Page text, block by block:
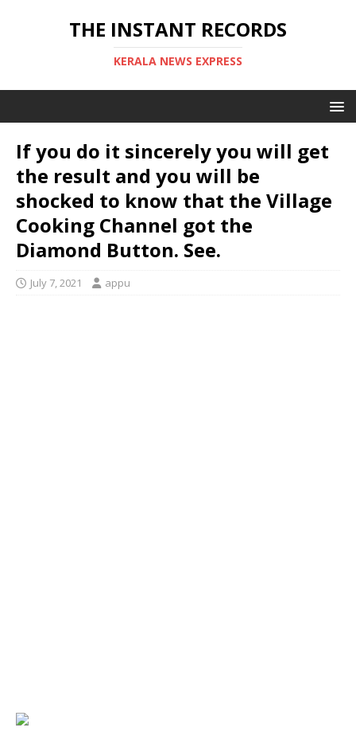
THE INSTANT RECORDS
KERALA NEWS EXPRESS
If you do it sincerely you will get
the result and you will be
shocked to know that the Village
Cooking Channel got the
Diamond Button. See.
July 7, 2021 appu